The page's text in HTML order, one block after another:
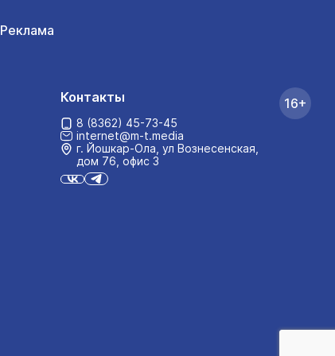
Реклама
Контакты
8 (8362) 45-73-45
internet@m-t.media
г. Йошкар‑Ола, ул Вознесенская,
дом 76, офис 3
16+